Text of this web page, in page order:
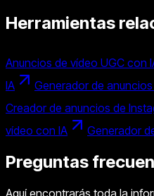
Herramientas
Anuncios de vídeo UGC con
IA
Generador de
Creador de anuncios de
vídeo con IA
Generador
Preguntas
Aquí encontrarás toda la